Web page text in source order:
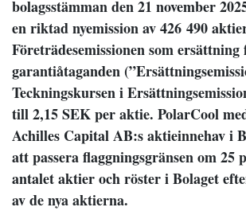
bolagsstämman den 21 november
en riktad nyemission av 426 490
Företrädesemissionen som
garantiåtaganden
Teckningskursen i
till 2,15 SEK per aktie. PolarCool
Achilles Capital AB:s aktieinnehav i
att passera flaggningsgränsen om 25
antalet aktier och röster i Bolaget
av de nya aktierna.